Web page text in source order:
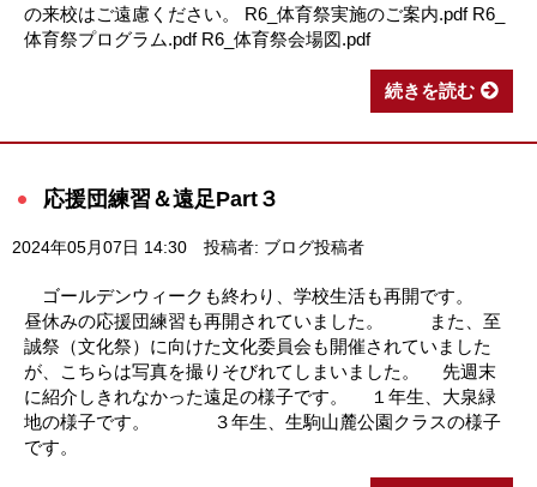
の来校はご遠慮ください。 R6_体育祭実施のご案内.pdf R6_
体育祭プログラム.pdf R6_体育祭会場図.pdf
続きを読む
応援団練習＆遠足Part３
2024年05月07日 14:30 投稿者: ブログ投稿者
ゴールデンウィークも終わり、学校生活も再開です。
昼休みの応援団練習も再開されていました。 また、至
誠祭（文化祭）に向けた文化委員会も開催されていました
が、こちらは写真を撮りそびれてしまいました。 先週末
に紹介しきれなかった遠足の様子です。 １年生、大泉緑
地の様子です。 ３年生、生駒山麓公園クラスの様子
です。